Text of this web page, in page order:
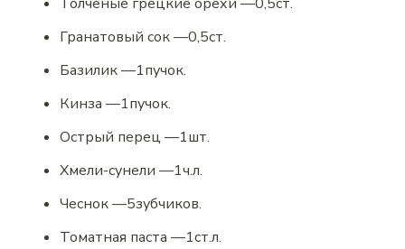
Гранатовый сок—0,5ст.
Базилик—1пучок.
Кинза —1пучок.
Острый перец —1шт.
Хмели-сунели —1ч.л.
Чеснок—5зубчиков.
Томатная паста —1ст.л.